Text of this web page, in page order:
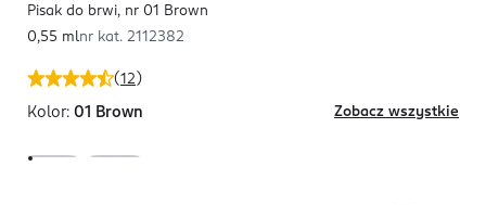
(12 )
Pisak do brwi, nr 01 Brown
0,55 mlnr kat. 2112382
Kolor: 01 Brown Zobacz wszystkie